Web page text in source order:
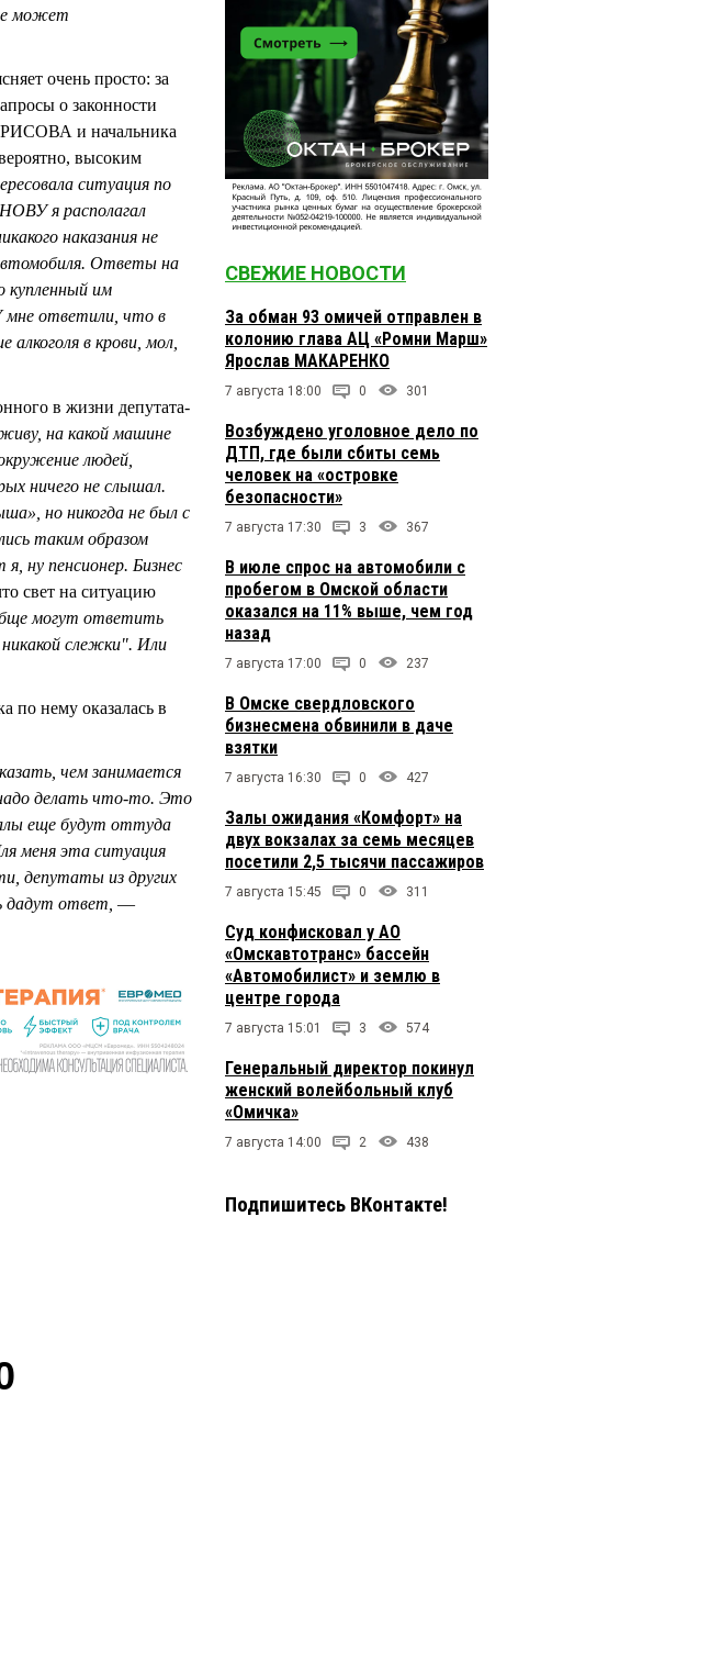
может
очень просто: за
о законности
и начальника
высоким
ситуация по
я располагал
наказания не
Ответы на
купленный им
ответили, что в
в крови, мол,
в жизни депутата-
на какой машине
людей,
ничего не слышал.
но никогда не был с
таким образом
ну пенсионер. Бизнес
свет на ситуацию
могут ответить
слежки". Или
по нему оказалась в
чем занимается
делать что-то. Это
еще будут оттуда
меня эта ситуация
депутаты из других
дадут ответ, —
СВЕЖИЕ НОВОСТИ
За обман 93 омичей отправлен в
колонию глава АЦ «Ромни Марш»
Ярослав МАКАРЕНКО
7 августа 18:00 0 301
Возбуждено уголовное дело по
ДТП, где были сбиты семь
человек на «островке
безопасности»
7 августа 17:30 3 367
В июле спрос на автомобили с
пробегом в Омской области
оказался на 11% выше, чем год
назад
7 августа 17:00 0 237
В Омске свердловского
бизнесмена обвинили в даче
взятки
7 августа 16:30 0 427
Залы ожидания «Комфорт» на
двух вокзалах за семь месяцев
посетили 2,5 тысячи пассажиров
7 августа 15:45 0 311
Суд конфисковал у АО
«Омскавтотранс» бассейн
«Автомобилист» и землю в
центре города
7 августа 15:01 3 574
Генеральный директор покинул
женский волейбольный клуб
«Омичка»
7 августа 14:00 2 438
Подпишитесь ВКонтакте!